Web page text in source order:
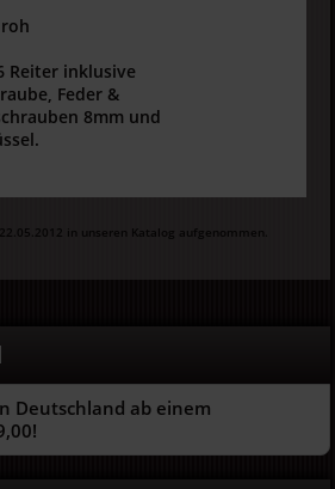
Reiter inklusive
Feder &
8mm und
in unseren Katalog aufgenommen.
Deutschland ab einem